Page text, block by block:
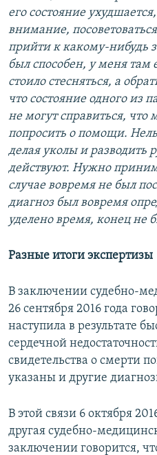
его состояние
внимание,
прийти к какому-нибудь
был способен, у меня там
стоило стесняться, а
что состояние одного из
не могут справиться, что
попросить о помощи.
делая уколы и разводить
действуют. Нужно
случае вовремя не был
диагноз был вовремя
уделено время, конец не
Разные итоги экспертизы
В заключении судебно-
26 сентября 2016 года
наступила в результате
сердечной
свидетельства о смерти
указаны и другие
В этой связи 6 октября
другая судебно-
заключении говорится,